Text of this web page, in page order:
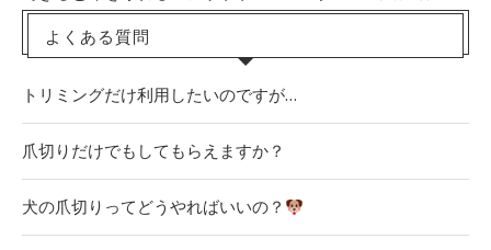
よくある質問
トリミングだけ利用したいのですが…
爪切りだけでもしてもらえますか？
犬の爪切りってどうやればいいの？